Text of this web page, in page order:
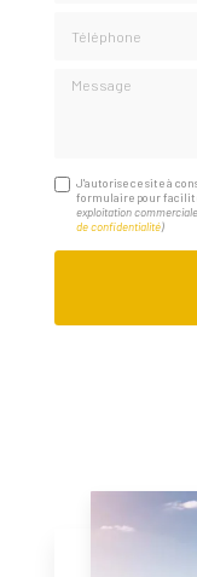
Message
J'autorise ce site à
formulaire pour
exploitation
de confidentialité)